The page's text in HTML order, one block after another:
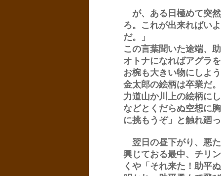
が、ある日極めて突
ろ。これが出来ればい
だ。」
この言葉聞いた途端、
オトナになればアグラ
お椀も大きい物にしよ
金太郎の絵柄は卒業だ。
力道山か川上の絵柄に
などとくだらぬ空想に
に挑もうぞ」と触れ廻
翌日の昼下がり、悪
興じておる最中、チリ
くや「それ来た！助平